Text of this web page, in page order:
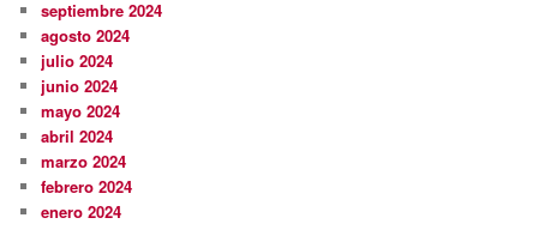
septiembre 2024
agosto 2024
julio 2024
junio 2024
mayo 2024
abril 2024
marzo 2024
febrero 2024
enero 2024